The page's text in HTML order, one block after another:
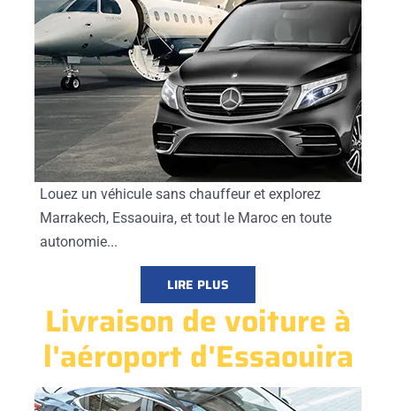
Louez un véhicule sans chauffeur et explorez
Marrakech, Essaouira, et tout le Maroc en toute
autonomie...
LIRE PLUS
Livraison de voiture à
l'aéroport d'Essaouira